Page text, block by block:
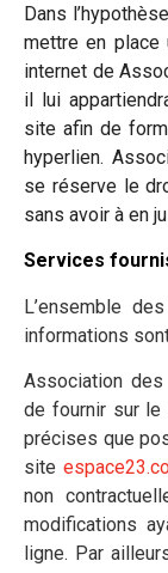
Dans
mettre en place
internet de
il lui
site afin de
hyperlien.
se réserve le
sans avoir à en
Services
L’ensemble
informations
Association des
de fournir sur
précises que
site
non
modifications
ligne. Par